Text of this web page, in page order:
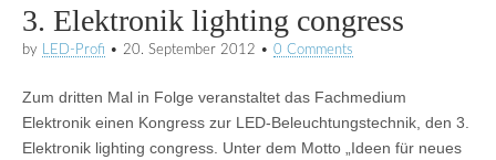
3. Elektronik lighting congress
by LED-Profi • 20. September 2012 • 0 Comments
Zum dritten Mal in Folge veranstaltet das Fachmedium
Elektronik einen Kongress zur LED-Beleuchtungstechnik, den 3.
Elektronik lighting congress. Unter dem Motto „Ideen für neues